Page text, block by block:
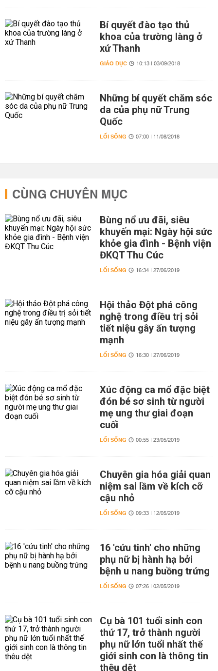
Bí quyết đào tạo thủ
khoa của trường làng ở
xứ Thanh
GIÁO DỤC 10:13 | 03/09/2018
Những bí quyết chăm sóc
da của phụ nữ Trung
Quốc
LỐI SỐNG 07:00 | 11/08/2018
CÙNG CHUYÊN MỤC
Bùng nổ ưu đãi, siêu
khuyến mại: Ngày hội sức
khỏe gia đình - Bệnh viện
ĐKQT Thu Cúc
LỐI SỐNG 16:34 | 27/06/2019
Hội thảo Đột phá công
nghệ trong điều trị sỏi
tiết niệu gây ấn tượng
mạnh
LỐI SỐNG 16:30 | 27/06/2019
Xúc động ca mổ đặc biệt
đón bé sơ sinh từ người
mẹ ung thư giai đoạn
cuối
LỐI SỐNG 00:55 | 23/05/2019
Chuyên gia hóa giải quan
niệm sai lầm về kích cỡ
cậu nhỏ
LỐI SỐNG 09:33 | 12/05/2019
16 'cứu tinh' cho những
phụ nữ bị hành hạ bởi
bệnh u nang buồng trứng
LỐI SỐNG 07:26 | 02/05/2019
Cụ bà 101 tuổi sinh con
thứ 17, trở thành người
phụ nữ lớn tuổi nhất thế
giới sinh con là thông tin
thêu dệt